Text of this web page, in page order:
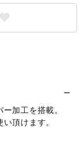
加工を搭載。
頂けます。